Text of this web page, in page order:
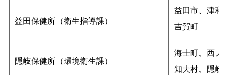
益田保健所（衛生指導課）
益田市、津和
吉賀町
隠岐保健所（環境衛生課）
海士町、西ノ
知夫村、隠岐